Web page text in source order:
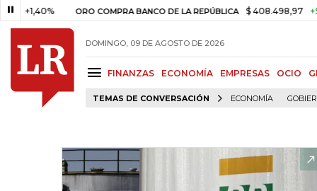
ORO COMPRA BANCO DE LA REPÚBLICA $ 408.498,97 +$
DOMINGO, 09 DE AGOSTO DE 2026
FINANZAS ECONOMÍA EMPRESAS OCIO
TEMAS DE CONVERSACIÓN ECONOMÍA